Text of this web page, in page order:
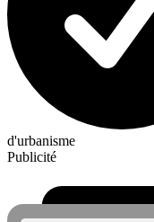
d'urbanisme
Publicité